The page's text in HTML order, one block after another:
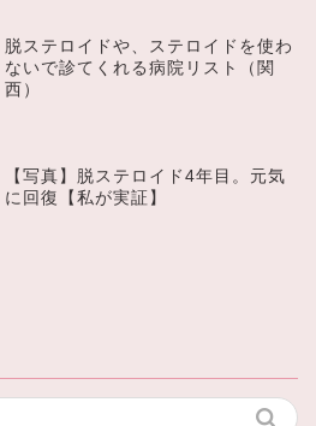
脱ステロイドや、ステロイドを使わ
ないで診てくれる病院リスト（関
西）
【写真】脱ステロイド4年目。元気
に回復【私が実証】